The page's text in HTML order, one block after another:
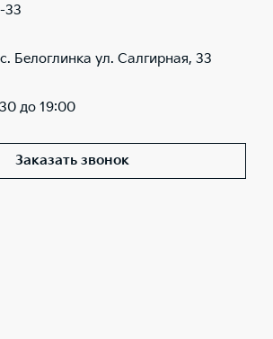
33
Белоглинка ул. Салгирная, 33
до 19:00
Заказать звонок